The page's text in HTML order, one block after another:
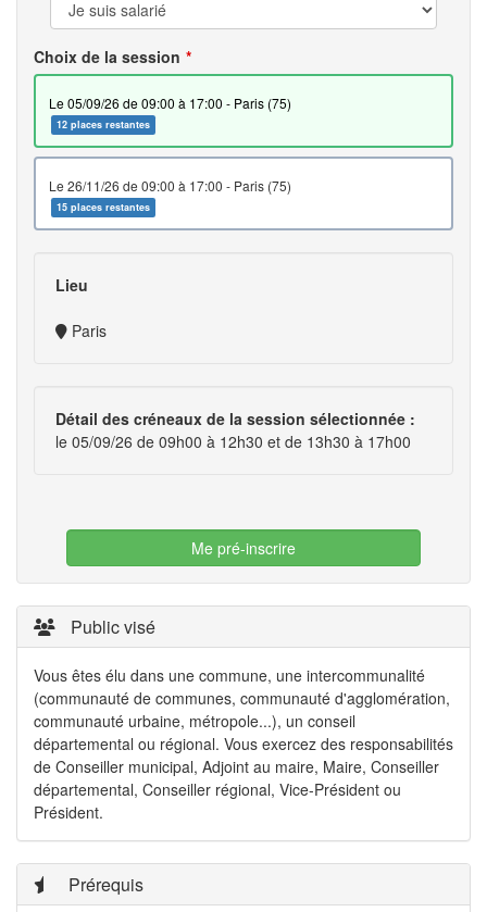
Choix de la session
le 05/09/26 de 09:00 à 17:00 - Paris (75)
12 places restantes
le 26/11/26 de 09:00 à 17:00 - Paris (75)
15 places restantes
Lieu
Paris
Détail des créneaux de la session sélectionnée :
le 05/09/26 de 09h00 à 12h30 et de 13h30 à 17h00
Me pré-inscrire
Public visé
Vous êtes élu dans une commune, une intercommunalité
(communauté de communes, communauté d'agglomération,
communauté urbaine, métropole...), un conseil
départemental ou régional. Vous exercez des responsabilités
de Conseiller municipal, Adjoint au maire, Maire, Conseiller
départemental, Conseiller régional, Vice-Président ou
Président.
Prérequis